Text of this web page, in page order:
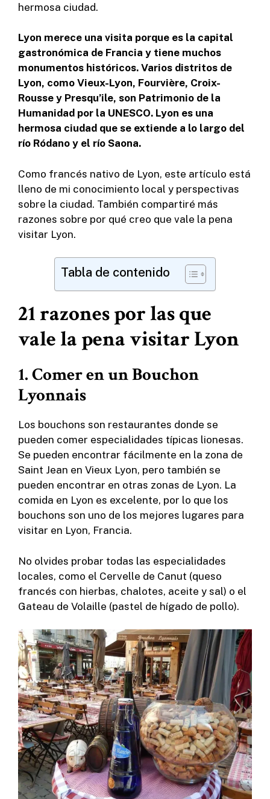
hermosa ciudad.
Lyon merece una visita porque es la capital
gastronómica de Francia y tiene muchos
monumentos históricos. Varios distritos de
Lyon, como Vieux-Lyon, Fourvière, Croix-
Rousse y Presqu’ile, son Patrimonio de la
Humanidad por la UNESCO. Lyon es una
hermosa ciudad que se extiende a lo largo del
río Ródano y el río Saona.
Como francés nativo de Lyon, este artículo está
lleno de mi conocimiento local y perspectivas
sobre la ciudad. También compartiré más
razones sobre por qué creo que vale la pena
visitar Lyon.
Tabla de contenido
21 razones por las que
vale la pena visitar Lyon
1. Comer en un Bouchon
Lyonnais
Los bouchons son restaurantes donde se
pueden comer especialidades típicas lionesas.
Se pueden encontrar fácilmente en la zona de
Saint Jean en Vieux Lyon, pero también se
pueden encontrar en otras zonas de Lyon. La
comida en Lyon es excelente, por lo que los
bouchons son uno de los mejores lugares para
visitar en Lyon, Francia.
No olvides probar todas las especialidades
locales, como el Cervelle de Canut (queso
francés con hierbas, chalotes, aceite y sal) o el
Gateau de Volaille (pastel de hígado de pollo).